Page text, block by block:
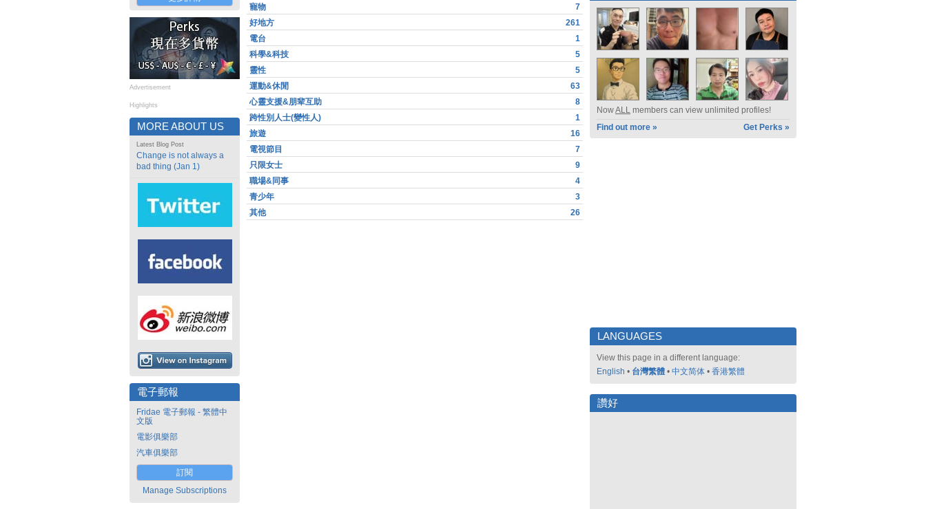
Advertisement
Highlights
MORE ABOUT US
Latest Blog Post
Change is not always a
bad thing (Jan 1)
電子郵報
Fridae 電子郵報 - 繁體中
文版
電影俱樂部
汽車俱樂部
訂閱
Manage Subscriptions
寵物
7
好地方
261
電台
1
科學&科技
5
靈性
5
運動&休閒
63
心靈支援&朋辈互助
8
跨性別人士(變性人)
1
旅遊
16
電視節目
7
只限女士
9
職場&同事
4
青少年
3
其他
26
NowALL members can view unlimited profiles!
Find out more »
Get Perks »
LANGUAGES
View this page in a different language:
English • 台灣繁體 • 中文简体 • 香港繁體
讚好